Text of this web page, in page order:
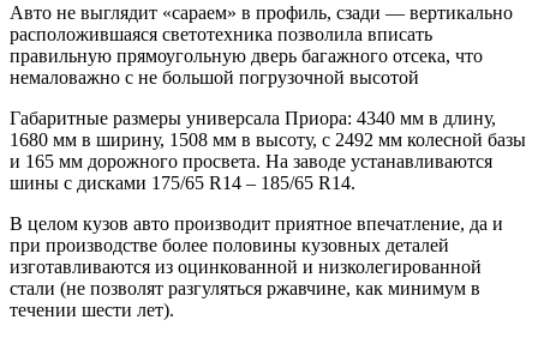
Авто не выглядит «сараем» в профиль, сзади — вертикально
расположившаяся светотехника позволила вписать
правильную прямоугольную дверь багажного отсека, что
немаловажно с не большой погрузочной высотой
Габаритные размеры универсала Приора: 4340 мм в длину,
1680 мм в ширину, 1508 мм в высоту, с 2492 мм колесной базы
и 165 мм дорожного просвета. На заводе устанавливаются
шины с дисками 175/65 R14 – 185/65 R14.
В целом кузов авто производит приятное впечатление, да и
при производстве более половины кузовных деталей
изготавливаются из оцинкованной и низколегированной
стали (не позволят разгуляться ржавчине, как минимум в
течении шести лет).